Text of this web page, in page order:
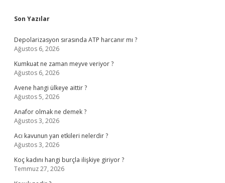
Sidebar
Son Yazılar
Depolarizasyon sırasında ATP harcanır mı ?
Ağustos 6, 2026
Kumkuat ne zaman meyve veriyor ?
Ağustos 6, 2026
Avene hangi ülkeye aittir ?
Ağustos 5, 2026
Anafor olmak ne demek ?
Ağustos 3, 2026
Acı kavunun yan etkileri nelerdir ?
Ağustos 3, 2026
Koç kadını hangi burçla ilişkiye giriyor ?
Temmuz 27, 2026